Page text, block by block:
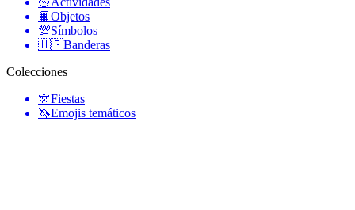
📙Objetos
💯Símbolos
🇺🇸Banderas
Colecciones
🎊Fiestas
🦄Emojis temáticos